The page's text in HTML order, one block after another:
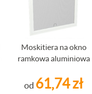
Moskitiera na okno
ramkowa aluminiowa
od 61,74 zł